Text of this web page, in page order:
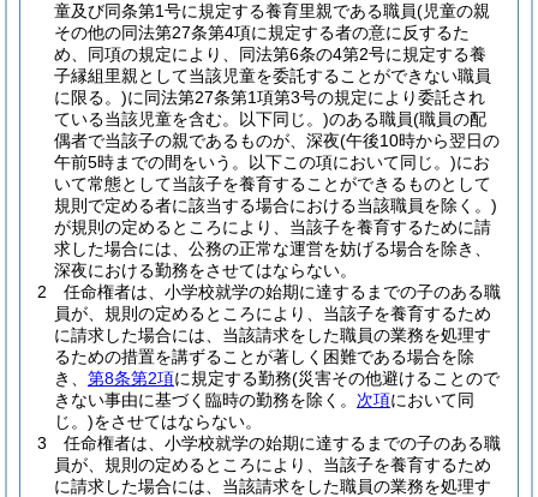
童及び同条第1号に規定する養育里親である職員(児童の親
その他の同法第27条第4項に規定する者の意に反するた
め、同項の規定により、同法第6条の4第2号に規定する養
子縁組里親として当該児童を委託することができない職員
に限る。)に同法第27条第1項第3号の規定により委託され
ている当該児童を含む。以下同じ。)のある職員(職員の配
偶者で当該子の親であるものが、深夜(午後10時から翌日の
午前5時までの間をいう。以下この項において同じ。)にお
いて常態として当該子を養育することができるものとして
規則で定める者に該当する場合における当該職員を除く。)
が規則の定めるところにより、当該子を養育するために請
求した場合には、公務の正常な運営を妨げる場合を除き、
深夜における勤務をさせてはならない。
2
任命権者は、小学校就学の始期に達するまでの子のある職
員が、規則の定めるところにより、当該子を養育するため
に請求した場合には、当該請求をした職員の業務を処理す
るための措置を講ずることが著しく困難である場合を除
き、 第8条第2項に規定する勤務(災害その他避けることので
きない事由に基づく臨時の勤務を除く。 次項において同
じ。)をさせてはならない。
3
任命権者は、小学校就学の始期に達するまでの子のある職
員が、規則の定めるところにより、当該子を養育するため
に請求した場合には、当該請求をした職員の業務を処理す